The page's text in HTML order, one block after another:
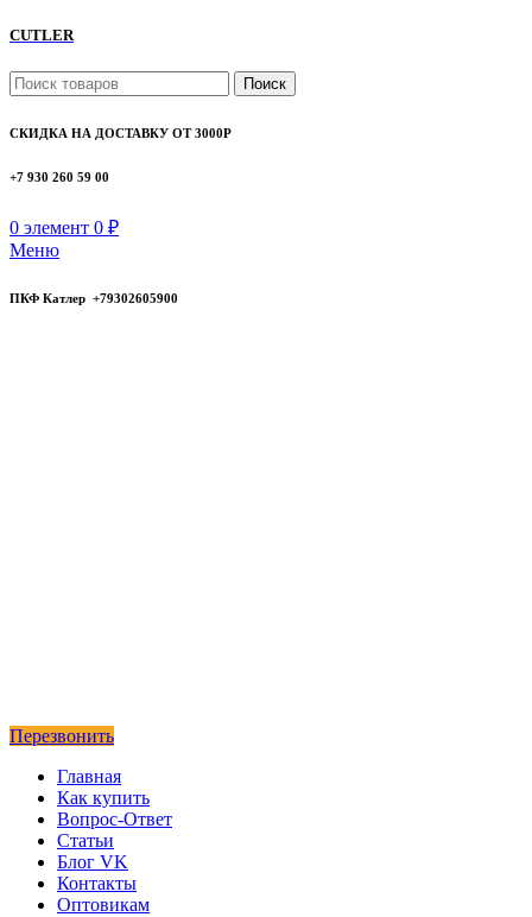
CUTLER
Поиск
СКИДКА НА ДОСТАВКУ ОТ 3000Р
+7 930 260 59 00
0 элемент 0 ₽
Меню
ПКФ Катлер +79302605900
Перезвонить
Главная
Как купить
Вопрос-Ответ
Статьи
Блог VK
Контакты
Оптовикам